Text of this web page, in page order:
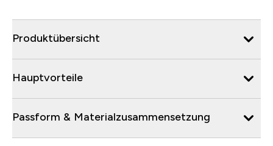
Produktübersicht
Hauptvorteile
Passform & Materialzusammensetzung